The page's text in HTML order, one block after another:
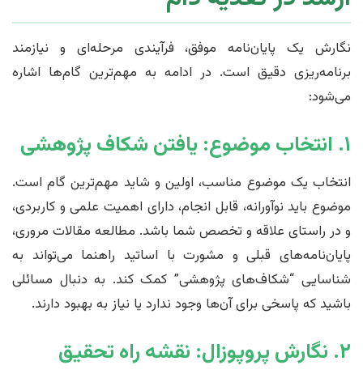
نگارش یک پایان‌نامه موفق، فرآیندی مرحله‌ای و نیازمند
برنامه‌ریزی دقیق است. در ادامه به مهم‌ترین گام‌ها اشاره
می‌شود:
۱. انتخاب موضوع: یافتن شکاف پژوهشی
انتخاب یک موضوع مناسب، اولین و شاید مهم‌ترین گام است.
موضوع باید نوآورانه، قابل انجام، دارای اهمیت علمی و کاربردی،
و در راستای علاقه و تخصص شما باشد. مطالعه مقالات مروری،
پایان‌نامه‌های قبلی و مشورت با اساتید راهنما می‌تواند به
شناسایی “شکاف‌های پژوهشی” کمک کند. به دنبال مسائلی
باشید که پاسخی برای آن‌ها وجود ندارد یا نیاز به بهبود دارند.
۲. نگارش پروپوزال: نقشه راه تحقیق